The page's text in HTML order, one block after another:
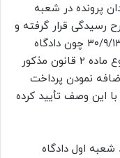
پرونده در شعبه
رسیدگی قرار گرفته و
این شعبه طی دادنامه شماره ۰۱۵۶۴ ـ ۳۰/۹/۱۳۸۸ چون دادگاه
نخستین متهم را به پرداخت عوارض موضوع ماده ۲ قانون مذکور
نمودن پرداخت
این وصف تأیید کرده
اول دادگاه